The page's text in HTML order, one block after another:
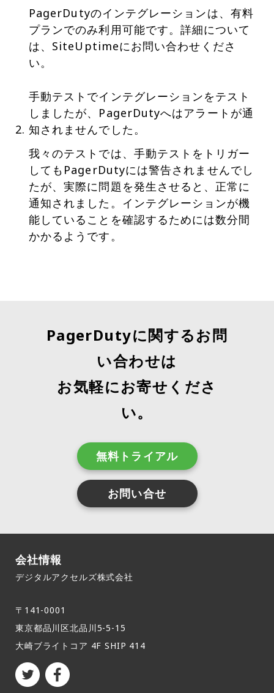
PagerDutyのインテグレーションは、有料
プランでのみ利用可能です。詳細について
は、SiteUptimeにお問い合わせくださ
い。
手動テストでインテグレーションをテスト
しましたが、PagerDutyへはアラートが通
知されませんでした。
我々のテストでは、手動テストをトリガー
してもPagerDutyには警告されませんでし
たが、実際に問題を発生させると、正常に
通知されました。インテグレーションが機
能していることを確認するためには数分間
かかるようです。
PagerDutyに関するお問
い合わせは
お気軽にお寄せくださ
い。
無料トライアル
お問い合せ
会社情報
デジタルアクセルズ株式会社
〒141-0001
東京都品川区北品川5-5-15​
大崎ブライトコア 4F SHIP 414